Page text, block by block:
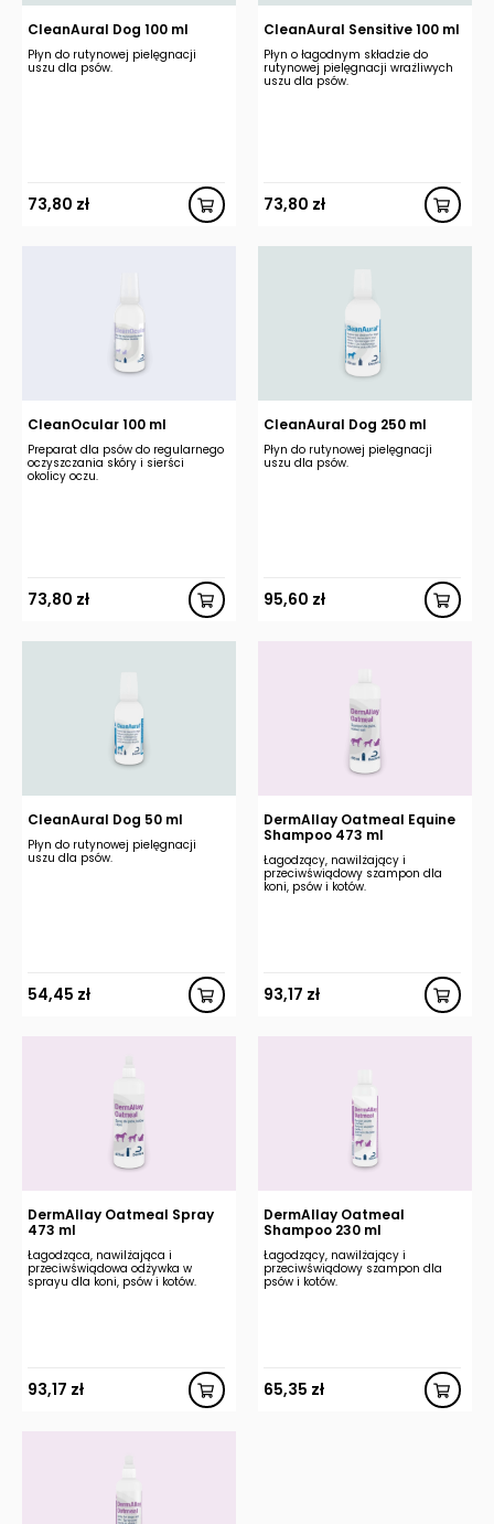
CleanAural Dog 100 ml
Płyn do rutynowej pielęgnacji
uszu dla psów.
73,80 zł
CleanAural Sensitive 100 ml
Płyn o łagodnym składzie do
rutynowej pielęgnacji wrażliwych
uszu dla psów.
73,80 zł
CleanOcular 100 ml
Preparat dla psów do regularnego
oczyszczania skóry i sierści
okolicy oczu.
73,80 zł
CleanAural Dog 250 ml
Płyn do rutynowej pielęgnacji
uszu dla psów.
95,60 zł
CleanAural Dog 50 ml
Płyn do rutynowej pielęgnacji
uszu dla psów.
54,45 zł
DermAllay Oatmeal Equine
Shampoo 473 ml
Łagodzący, nawilżający i
przeciwświądowy szampon dla
koni, psów i kotów.
93,17 zł
DermAllay Oatmeal Spray
473 ml
Łagodząca, nawilżająca i
przeciwświądowa odżywka w
sprayu dla koni, psów i kotów.
93,17 zł
DermAllay Oatmeal
Shampoo 230 ml
Łagodzący, nawilżający i
przeciwświądowy szampon dla
psów i kotów.
65,35 zł